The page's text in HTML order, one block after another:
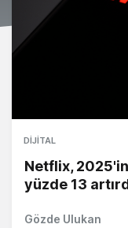
DIJITAL
Netflix,
yüzde 13
Gözde Ulukan